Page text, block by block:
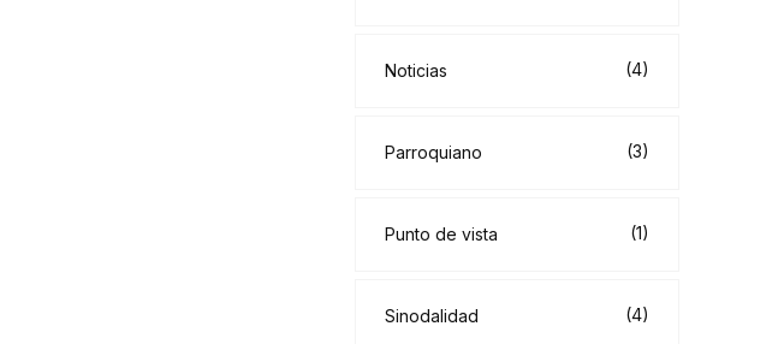
Noticias (4)
Parroquiano (3)
Punto de vista (1)
Sinodalidad (4)